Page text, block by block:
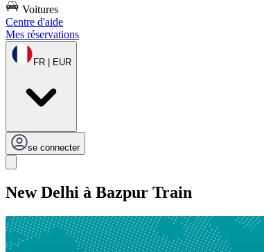
Voitures
Centre d'aide
Mes réservations
FR | EUR
se connecter
New Delhi à Bazpur Train